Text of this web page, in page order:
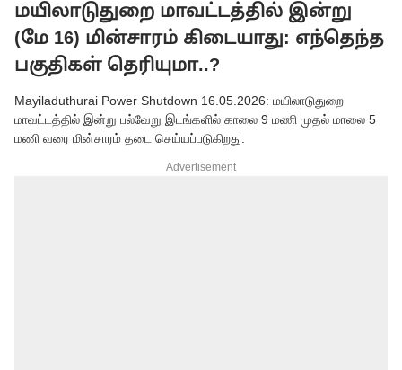
மயிலாடுதுறை மாவட்டத்தில் இன்று
(மே 16) மின்சாரம் கிடையாது: எந்தெந்த
பகுதிகள் தெரியுமா..?
Mayiladuthurai Power Shutdown 16.05.2026: மயிலாடுதுறை
மாவட்டத்தில் இன்று பல்வேறு இடங்களில் காலை 9 மணி முதல் மாலை 5
மணி வரை மின்சாரம் தடை செய்யப்படுகிறது.
Advertisement